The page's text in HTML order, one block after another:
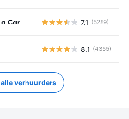
a Car 7.1 (5289)
8.1 (4355)
alle verhuurders